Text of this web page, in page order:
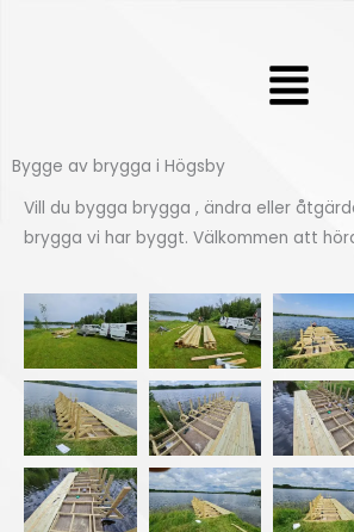
Meny
Bygge av brygga i Högsby
Vill du bygga brygga , ändra eller
brygga vi har byggt. Välkommen att